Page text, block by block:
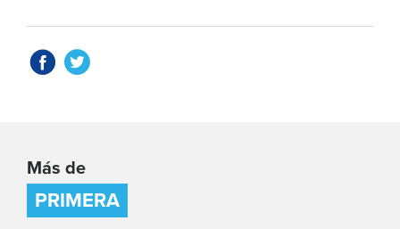
Más de
PRIMERA